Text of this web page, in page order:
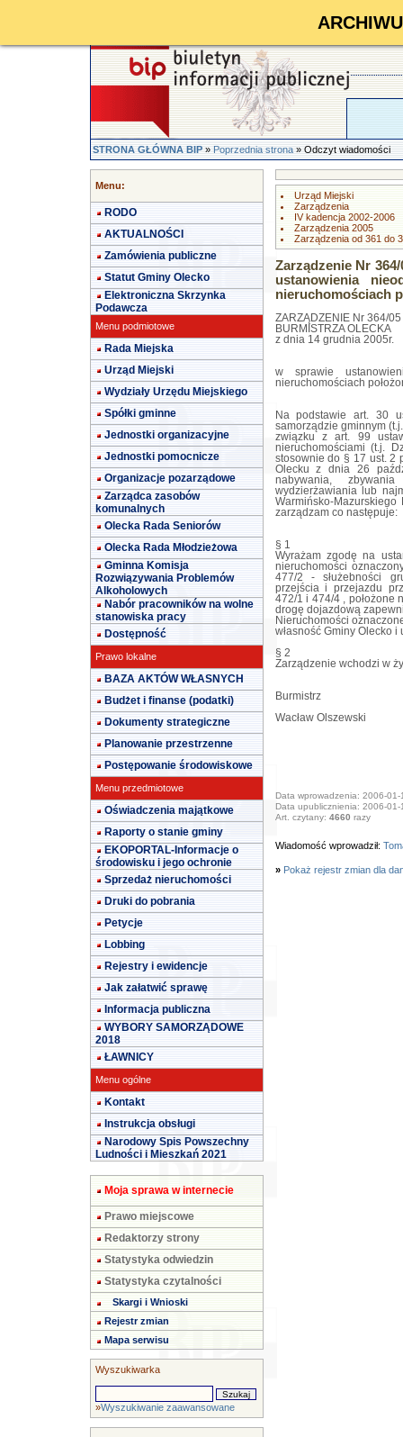
STRONA GŁÓWNA BIP»Poprzednia strona» Odczyt wiadomości
Menu:
RODO
AKTUALNOŚCI
Zamówienia publiczne
Statut Gminy Olecko
Elektroniczna Skrzynka
Podawcza
Menu podmiotowe
Rada Miejska
Urząd Miejski
Wydziały Urzędu Miejskiego
Spółki gminne
Jednostki organizacyjne
Jednostki pomocnicze
Organizacje pozarządowe
Zarządca zasobów
komunalnych
Olecka Rada Seniorów
Olecka Rada Młodzieżowa
Gminna Komisja
Rozwiązywania Problemów
Alkoholowych
Nabór pracowników na wolne
stanowiska pracy
Dostępność
Prawo lokalne
BAZA AKTÓW WŁASNYCH
Budżet i finanse (podatki)
Dokumenty strategiczne
Planowanie przestrzenne
Postępowanie środowiskowe
Menu przedmiotowe
Oświadczenia majątkowe
Raporty o stanie gminy
EKOPORTAL-Informacje o
środowisku i jego ochronie
Sprzedaż nieruchomości
Druki do pobrania
Petycje
Lobbing
Rejestry i ewidencje
Jak załatwić sprawę
Informacja publiczna
WYBORY SAMORZĄDOWE
2018
ŁAWNICY
Menu ogólne
Kontakt
Instrukcja obsługi
Narodowy Spis Powszechny
Ludności i Mieszkań 2021
Moja sprawa w internecie
Prawo miejscowe
Redaktorzy strony
Statystyka odwiedzin
Statystyka czytalności
Skargi i Wnioski
Rejestr zmian
Mapa serwisu
Wyszukiwarka
»Wyszukiwanie zaawansowane
Urząd Miejski
Zarządzenia
IV kadencja 2002-2006
Zarządzenia 2005
Zarządzenia od 361 do
Zarządzenie Nr
ustanowienia
nieruchomościach
ZARZĄDZENIE Nr 364/05
BURMISTRZA OLECKA
z dnia 14 grudnia 2005r.
w sprawie
nieruchomościach
Na podstawie art. 30
samorządzie gminnym
związku z art. 99
nieruchomościami (t.j.
stosownie do § 17 ust. 2
Olecku z dnia 26
nabywania,
wydzierżawiania lub
Warmińsko-
zarządzam co następuje:
§ 1
Wyrażam zgodę na
nieruchomości
477/2 - służebności
przejścia i przejazdu
472/1 i 474/4 , położone
drogę dojazdową
Nieruchomości
własność Gminy Olecko
§ 2
Zarządzenie wchodzi w
Burmistrz
Wacław Olszewski
Data wprowadzenia: 2006-01-
Data upublicznienia: 2006-01-
Art. czytany: 4660 razy
Wiadomość wprowadził:
» Pokaż rejestr zmian dla